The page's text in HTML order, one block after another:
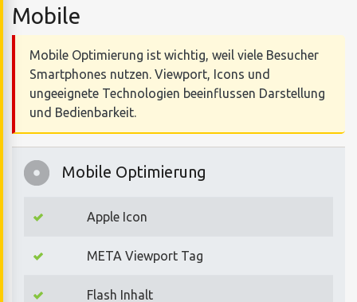
Mobile
Mobile Optimierung ist wichtig, weil viele Besucher
Smartphones nutzen. Viewport, Icons und
ungeeignete Technologien beeinflussen Darstellung
und Bedienbarkeit.
Mobile Optimierung
Apple Icon
META Viewport Tag
Flash Inhalt